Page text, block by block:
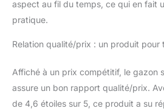
aspect au fil du temps, ce qui en fait
pratique.
Relation qualité/prix : un produit pour
Affiché à un prix compétitif, le gazon
assure un bon rapport qualité/prix.
de 4,6 étoiles sur 5, ce produit a su